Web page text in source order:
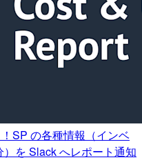
SP の各種情報（インベ
を Slack へレポート通知